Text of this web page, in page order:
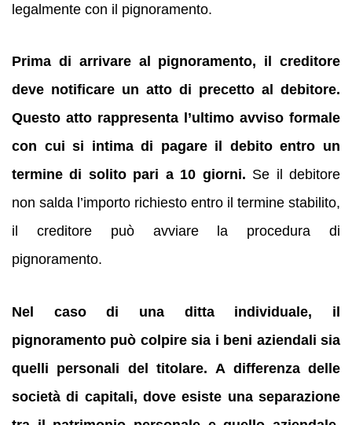
legalmente con il pignoramento.
Prima di arrivare al pignoramento, il creditore
deve notificare un atto di precetto al debitore.
Questo atto rappresenta l’ultimo avviso formale
con cui si intima di pagare il debito entro un
termine di solito pari a 10 giorni. Se il debitore
non salda l’importo richiesto entro il termine stabilito,
il creditore può avviare la procedura di
pignoramento.
Nel caso di una ditta individuale, il
pignoramento può colpire sia i beni aziendali sia
quelli personali del titolare. A differenza delle
società di capitali, dove esiste una separazione